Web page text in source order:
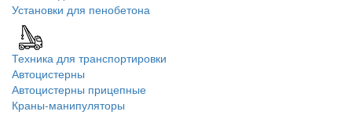
Установки для пенобетона
Техника для транспортировки
Автоцистерны
Автоцистерны прицепные
Краны-манипуляторы